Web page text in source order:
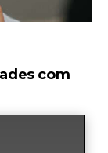
com